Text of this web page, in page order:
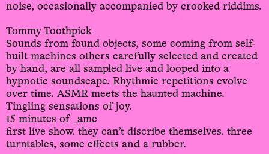
noise, occasionally accompanied by crooked riddims.
Tommy Toothpick
Sounds from found objects, some coming from self-
built machines others carefully selected and created
by hand, are all sampled live and looped into a
hypnotic soundscape. Rhythmic repetitions evolve
over time. ASMR meets the haunted machine.
Tingling sensations of joy.
15 minutes of _ame
first live show. they can’t discribe themselves. three
turntables, some effects and a rubber.